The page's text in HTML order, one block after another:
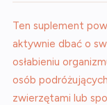
Ten suplement
aktywnie dbać o
osłabieniu
osób
zwierzętami lub